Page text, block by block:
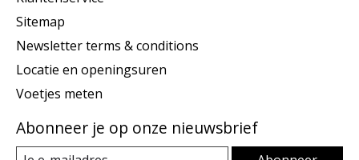
Sitemap
Newsletter terms & conditions
Locatie en openingsuren
Voetjes meten
Abonneer je op onze nieuwsbrief